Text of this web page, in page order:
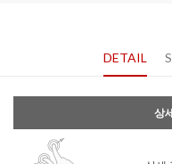
DETAIL
상